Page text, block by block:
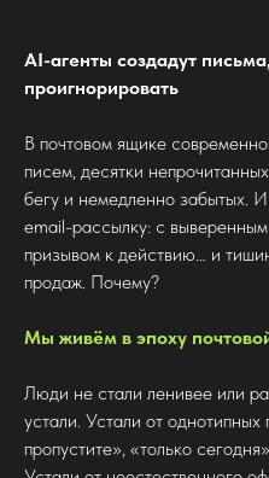
AI-агенты создадут
проигнорировать
В почтовом ящике
писем, десятки
бегу и немедленно забытых.
email-рассылку: с
призывом к действию… и
продаж. Почему?
Мы живём в эпоху
Люди не стали ленивее или
устали. Устали от
пропустите», «только